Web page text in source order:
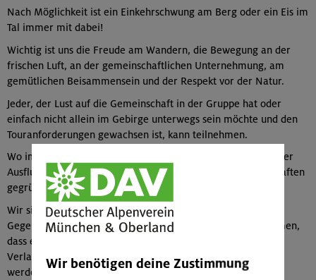
Nach Möglichkeit ist ein Einkehrschwung am Berg oder ein Eis im
Tal immer mit dabei!
Wichtig ist uns die Freude am Wandern, die Bewegung an der
frischen Luft, an der gemeinschaftlichen Unternehmung, am
gemütlichen Beisammensein und der Respekt vor der Natur.
Jeder, der Lust auf die Gemeinschaft in der Gruppe hat oder
einfach nicht allein im Gebirge unterwegs sein möchte und den
Touranforderungen gewachsen ist, kann teilnehmen.
Wo immer es geht, bemühen wir uns, mit dem ÖPNV an unser
Ausflugsziel zu gelangen. Alternativ werden Fahrgemeinschaften
gegründet. Die dabei anfallenden Kosten, werden geteilt.
Wir sind bei (fast) jedem Wetter unterwegs. Je nach den
Gegebenheiten kann es – aus Sicherheitsgründen - vorkommen,
dass eine Tour einen Tag im Voraus ganz abgesagt oder im
Verlauf verkürzt und von der geplanten Route abgewichen
werden muss. Die Entscheidung muss die Tourenbegleitung
Wir benötigen deine Zustimmung